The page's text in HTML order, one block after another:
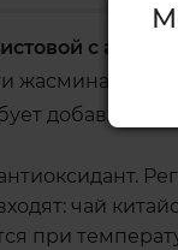
с
добавления
чай
при